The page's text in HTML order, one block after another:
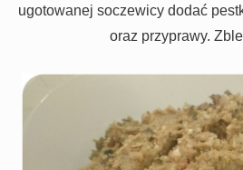
ugotowanej soczewicy dodać
oraz przyprawy.